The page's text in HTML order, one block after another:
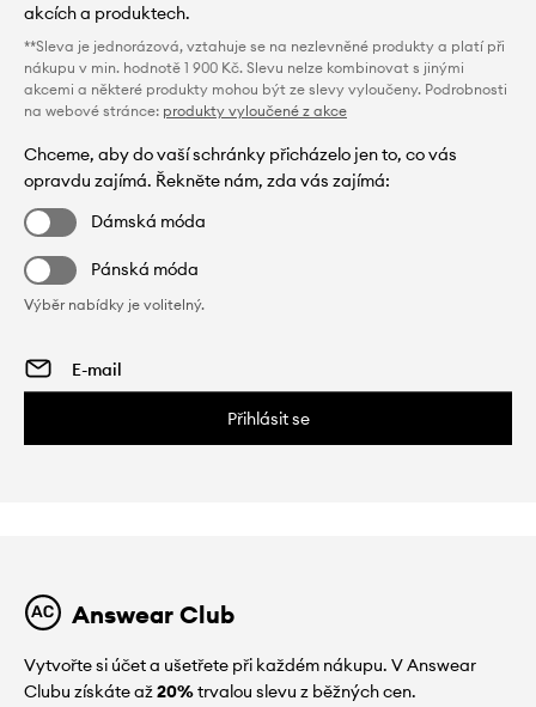
akcích a produktech.
**Sleva je jednorázová, vztahuje se na nezlevněné produkty a platí při
nákupu v min. hodnotě 1 900 Kč. Slevu nelze kombinovat s jinými
akcemi a některé produkty mohou být ze slevy vyloučeny. Podrobnosti
na webové stránce: produkty vyloučené z akce
Chceme, aby do vaší schránky přicházelo jen to, co vás
opravdu zajímá. Řekněte nám, zda vás zajímá:
Dámská móda
Pánská móda
Výběr nabídky je volitelný.
Přihlásit se
Answear Club
Vytvořte si účet a ušetřete při každém nákupu. V Answear
Clubu získáte až20%trvalou slevu z běžných cen.